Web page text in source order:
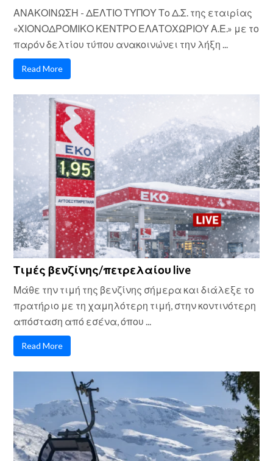
ΑΝΑΚΟΙΝΩΣΗ - ΔΕΛΤΙΟ ΤΥΠΟΥ Το Δ.Σ. της εταιρίας
«ΧΙΟΝΟΔΡΟΜΙΚΟ ΚΕΝΤΡΟ ΕΛΑΤΟΧΩΡΙΟΥ Α.Ε.» με το
παρόν δελτίου τύπου ανακοινώνει την λήξη ...
Read More
Τιμές βενζίνης/πετρελαίου live
Μάθε την τιμή της βενζίνης σήμερα και διάλεξε το
πρατήριο με τη χαμηλότερη τιμή, στην κοντινότερη
απόσταση από εσένα, όπου ...
Read More